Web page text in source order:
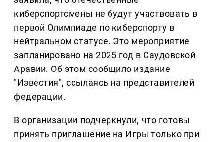
киберспортсмены не будут участвовать в
первой Олимпиаде по киберспорту в
нейтральном статусе. Это мероприятие
запланировано на 2025 год в Саудовской
Аравии. Об этом сообщило издание
"Известия", ссылаясь на представителей
федерации.
В организации подчеркнули, что готовы
принять приглашение на Игры только при